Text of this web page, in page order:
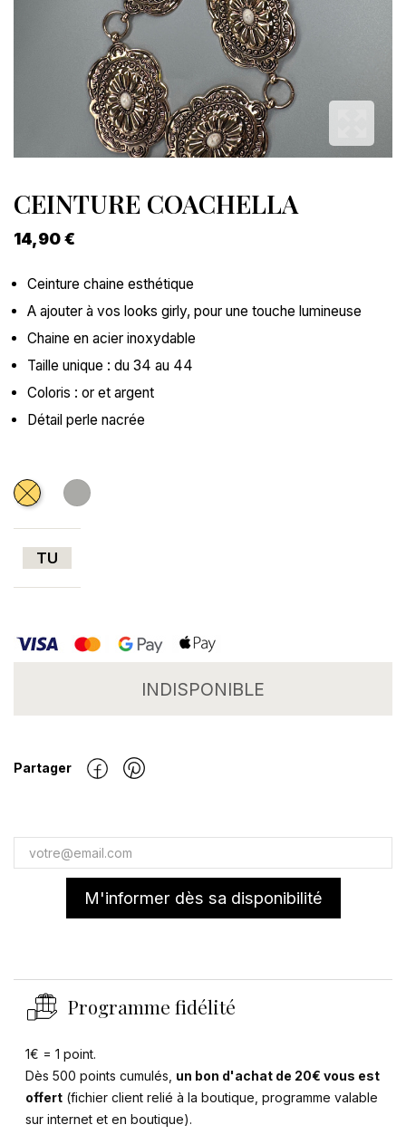
CEINTURE COACHELLA
14,90 €
Ceinture chaine esthétique
A ajouter à vos looks girly, pour une touche lumineuse
Chaine en acier inoxydable
Taille unique : du 34 au 44
Coloris : or et argent
Détail perle nacrée
Doré Argenté
TU
INDISPONIBLE
Partager
M'informer dès sa disponibilité
Programme fidélité
1€ = 1 point.
Dès 500 points cumulés, un bon d'achat de 20€ vous est
offert(fichier client relié à la boutique, programme valable
sur internet et en boutique).